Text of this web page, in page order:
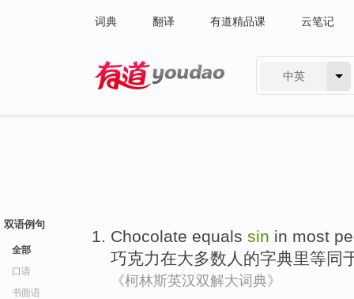
词典 翻译 有道精品课 云笔记
中英
双语例句
全部
口语
书面语
Chocolate equals sin in most
巧克力在大多数 人 的字典里等同
《柯林斯英汉双解大词典》